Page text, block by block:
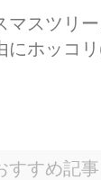
マスツリ
にホッコ
すすめ記事